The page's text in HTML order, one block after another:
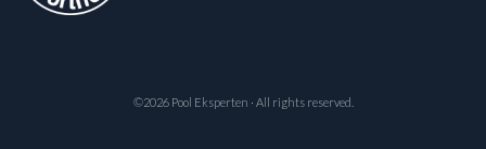
©2026 Pool Eksperten · All rights reserved.